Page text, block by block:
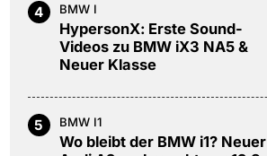
4 BMW I
HypersonX: Erste Sound-
Videos zu BMW iX3 NA5 &
Neuer Klasse
5 BMW I1
Wo bleibt der BMW i1? Neuer